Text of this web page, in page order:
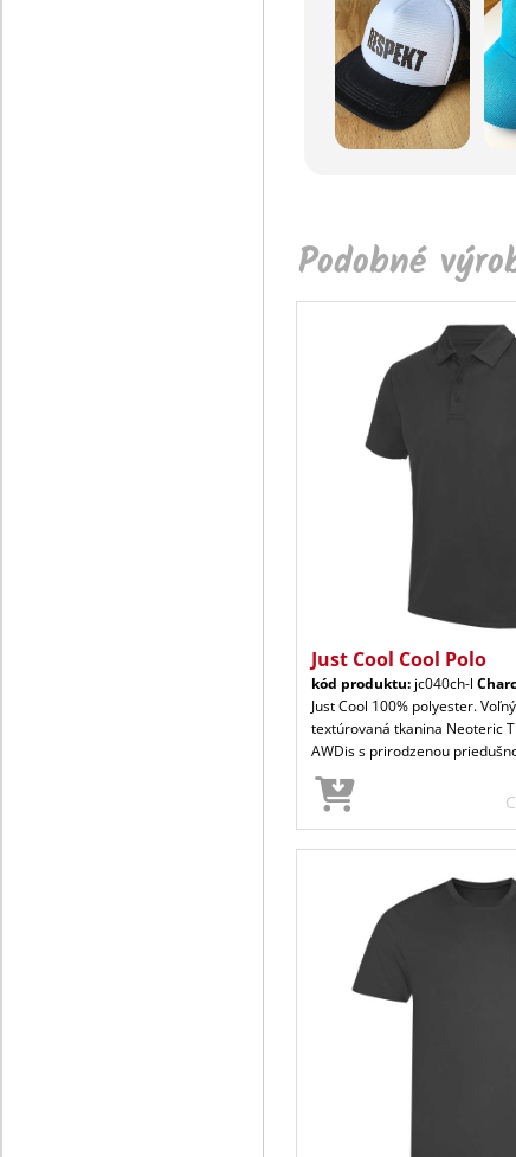
Podobné
Just Cool Cool Polo
kód produktu: jc040ch-l
Just Cool 100% polyester.
textúrovaná tkanina Neoteric
AWDis s prirodzenou